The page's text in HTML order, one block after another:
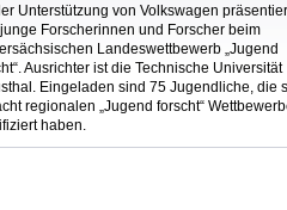
Unterstützung von Volkswagen
Forscherinnen und Forscher beim
Landeswettbewerb „Jugend
Ausrichter ist die Technische Universität
Eingeladen sind 75 Jugendliche, die
regionalen „Jugend forscht“
haben.